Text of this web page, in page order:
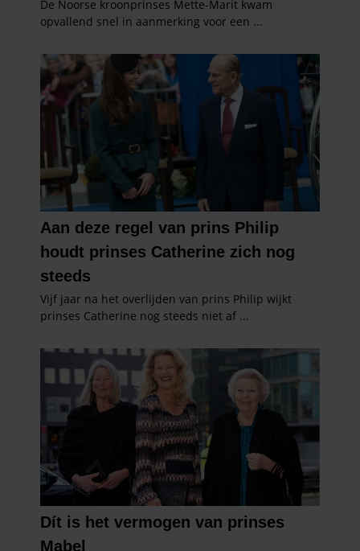
en om ons websiteverkeer te analyseren. Ook delen we
informatie over uw gebruik van onze site met onze
partners kunnen deze gegevens combineren met andere
informatie die u aan ze heeft verstrekt of die ze hebben
verzameld op basis van uw gebruik van hun services. U
gaat akkoord met onze cookies als u onze website blijft
gebruiken.